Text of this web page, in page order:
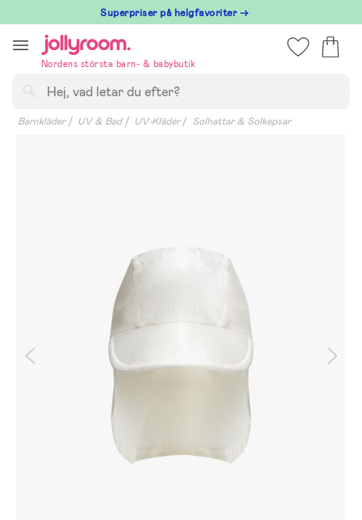
till
innehållet
Superpriser på helgfavoriter →
Nordens största barn- & babybutik
Barnkläder UV & Bad UV-Kläder Solhattar & Solkepsar